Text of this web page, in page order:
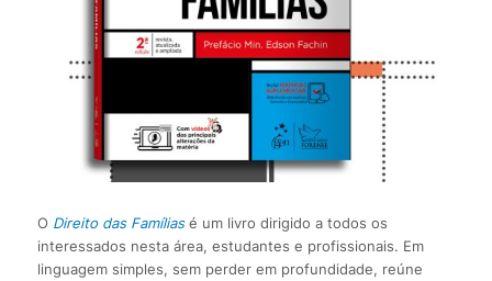
O Direito das Famíliasé um livro dirigido a todos os
interessados nesta área, estudantes e profissionais. Em
linguagem simples, sem perder em profundidade, reúne